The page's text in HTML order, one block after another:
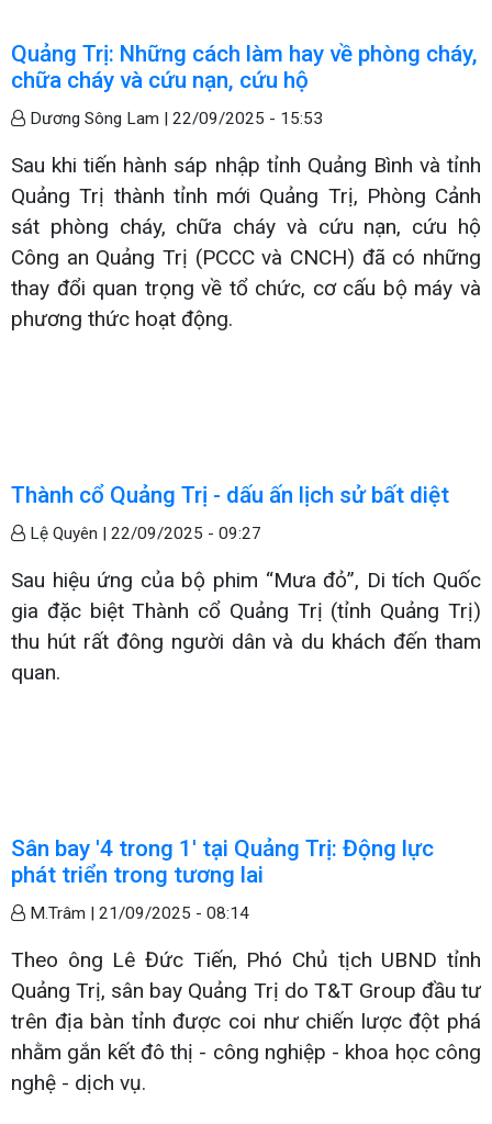
Quảng Trị: Những cách làm hay về phòng cháy,
chữa cháy và cứu nạn, cứu hộ
Dương Sông Lam | 22/09/2025 - 15:53
Sau khi tiến hành sáp nhập tỉnh Quảng Bình và tỉnh
Quảng Trị thành tỉnh mới Quảng Trị, Phòng Cảnh
sát phòng cháy, chữa cháy và cứu nạn, cứu hộ
Công an Quảng Trị (PCCC và CNCH) đã có những
thay đổi quan trọng về tổ chức, cơ cấu bộ máy và
phương thức hoạt động.
Thành cổ Quảng Trị - dấu ấn lịch sử bất diệt
Lệ Quyên | 22/09/2025 - 09:27
Sau hiệu ứng của bộ phim “Mưa đỏ”, Di tích Quốc
gia đặc biệt Thành cổ Quảng Trị (tỉnh Quảng Trị)
thu hút rất đông người dân và du khách đến tham
quan.
Sân bay '4 trong 1' tại Quảng Trị: Động lực
phát triển trong tương lai
M.Trâm | 21/09/2025 - 08:14
Theo ông Lê Đức Tiến, Phó Chủ tịch UBND tỉnh
Quảng Trị, sân bay Quảng Trị do T&T Group đầu tư
trên địa bàn tỉnh được coi như chiến lược đột phá
nhằm gắn kết đô thị - công nghiệp - khoa học công
nghệ - dịch vụ.